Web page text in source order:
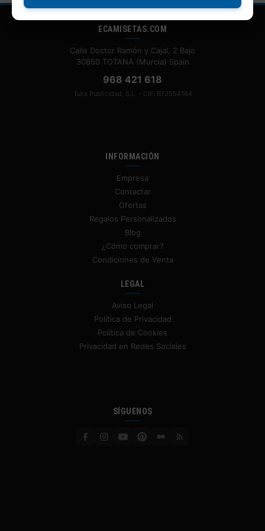
ECAMISETAS.COM
Calle Doctor Ramón y Cajal, 2 Bajo
30850 TOTANA (Murcia) Spain
968 421 618
Tuka Publicidad, S.L. - CIF: B73554164
INFORMACIÓN
Empresa
Contactar
Ofertas
Regalos Personalizados
Blog
¿Cómo comprar?
Condiciones de Venta
LEGAL
Aviso Legal
Política de Privacidad
Política de Cookies
Privacidad en Redes Sociales
SÍGUENOS